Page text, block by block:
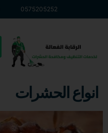
0575205252
انواع الحشرات